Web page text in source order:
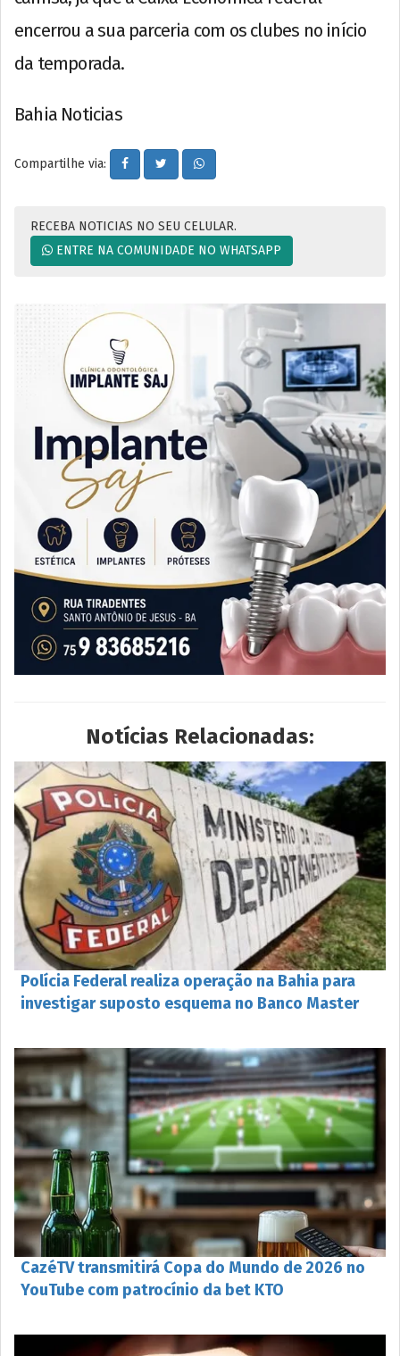
encerrou a sua parceria com os clubes no início
da temporada.
Bahia Noticias
Compartilhe via:
RECEBA NOTICIAS NO SEU CELULAR.
ENTRE NA COMUNIDADE NO WHATSAPP
Notícias Relacionadas:
Polícia Federal realiza operação na Bahia para
investigar suposto esquema no Banco Master
CazéTV transmitirá Copa do Mundo de 2026 no
YouTube com patrocínio da bet KTO